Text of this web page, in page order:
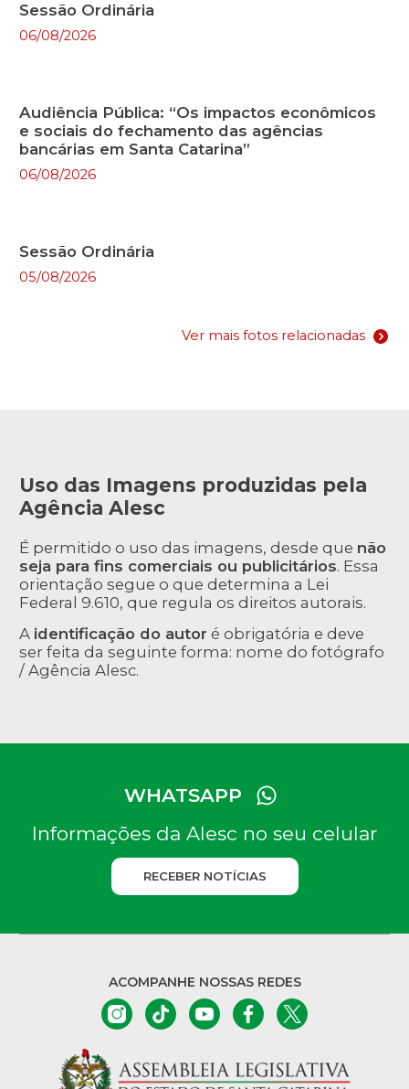
Sessão Ordinária
06/08/2026
Audiência Pública: “Os impactos econômicos
e sociais do fechamento das agências
bancárias em Santa Catarina”
06/08/2026
Sessão Ordinária
05/08/2026
Ver mais fotos relacionadas
Uso das Imagens produzidas pela
Agência Alesc
É permitido o uso das imagens, desde que não
seja para fins comerciais ou publicitários. Essa
orientação segue o que determina a Lei
Federal 9.610, que regula os direitos autorais.
A identificação do autor é obrigatória e deve
ser feita da seguinte forma: nome do fotógrafo
/ Agência Alesc.
WHATSAPP
Informações da Alesc no seu celular
RECEBER NOTÍCIAS
ACOMPANHE NOSSAS REDES